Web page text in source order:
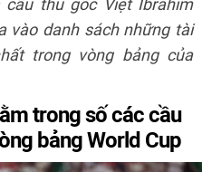
thủ gốc Việt Ibrahim
vào danh sách những tài
trong vòng bảng của
trong số các cầu
bảng World Cup